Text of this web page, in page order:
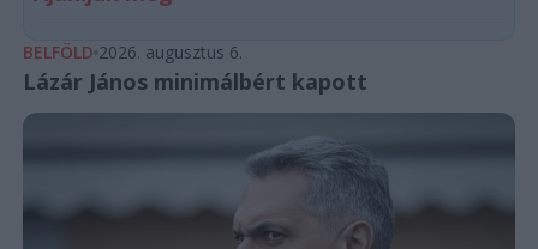
BELFÖLD 2026. augusztus 6.
Lázár János minimálbért kapott